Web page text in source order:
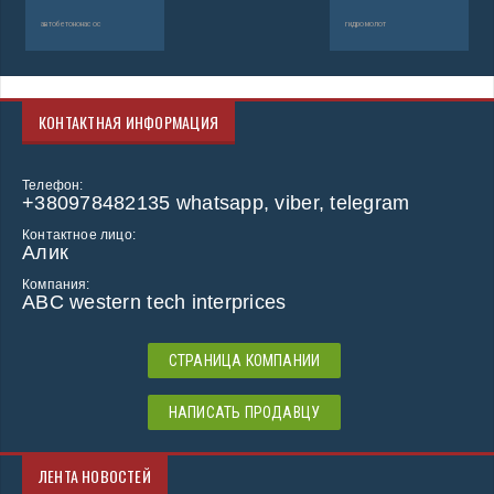
автобетононасос гидромолот
КОНТАКТНАЯ ИНФОРМАЦИЯ
Телефон:
+380978482135 whatsapp, viber, telegram
Контактное лицо:
Алик
Компания:
ABC western tech interprices
СТРАНИЦА КОМПАНИИ
НАПИСАТЬ ПРОДАВЦУ
ЛЕНТА НОВОСТЕЙ